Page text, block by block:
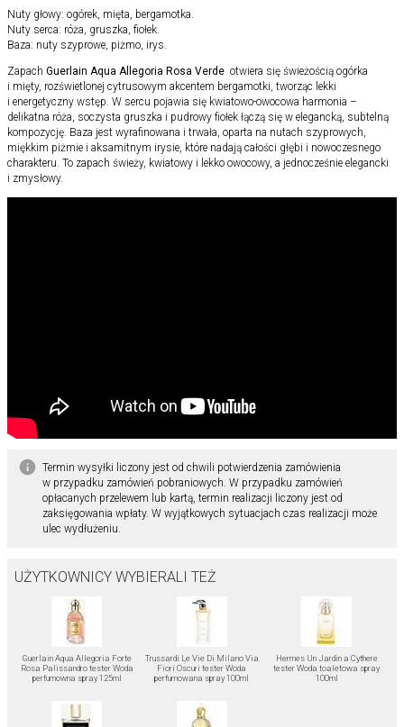
Nuty głowy: ogórek, mięta, bergamotka.
Nuty serca: róża, gruszka, fiołek.
Baza: nuty szyprowe, piżmo, irys.
Zapach Guerlain Aqua Allegoria Rosa Verde otwiera się świeżością ogórka
i mięty, rozświetlonej cytrusowym akcentem bergamotki, tworząc lekki
i energetyczny wstęp. W sercu pojawia się kwiatowo-owocowa harmonia –
delikatna róża, soczysta gruszka i pudrowy fiołek łączą się w elegancką, subtelną
kompozycję. Baza jest wyrafinowana i trwała, oparta na nutach szyprowych,
miękkim piżmie i aksamitnym irysie, które nadają całości głębi i nowoczesnego
charakteru. To zapach świeży, kwiatowy i lekko owocowy, a jednocześnie elegancki
i zmysłowy.
Termin wysyłki liczony jest od chwili potwierdzenia zamówienia
w przypadku zamówień pobraniowych. W przypadku zamówień
opłacanych przelewem lub kartą, termin realizacji liczony jest od
zaksięgowania wpłaty. W wyjątkowych sytuacjach czas realizacji może
ulec wydłużeniu.
UŻYTKOWNICY WYBIERALI TEŻ
Guerlain Aqua Allegoria Forte
Rosa Palissandro tester Woda
perfumowna spray 125ml
Trussardi Le Vie Di Milano Via
Fiori Oscuri tester Woda
perfumowana spray 100ml
Hermes Un Jardin a Cythere
tester Woda toaletowa spray
100ml